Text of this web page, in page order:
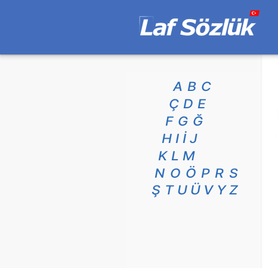
A B C
Ç D E
F G Ğ
H I İ J
K L M
N O Ö P R S
Ş T U Ü V Y Z